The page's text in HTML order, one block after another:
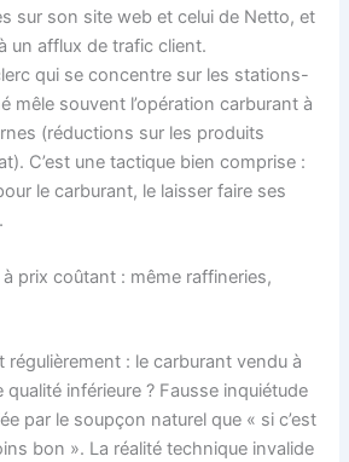
sur son site web et celui de Netto, et
un afflux de trafic client.
qui se concentre sur les stations-
mêle souvent l’opération carburant à
(réductions sur les produits
C’est une tactique bien comprise :
le carburant, le laisser faire ses
prix coûtant : même raffineries,
régulièrement : le carburant vendu à
inférieure ? Fausse inquiétude
par le soupçon naturel que « si c’est
bon ». La réalité technique invalide